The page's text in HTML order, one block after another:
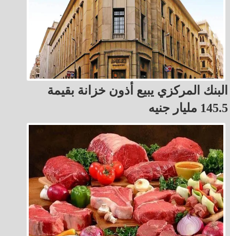
البنك المركزي يبيع أذون خزانة بقيمة
145.5 مليار جنيه